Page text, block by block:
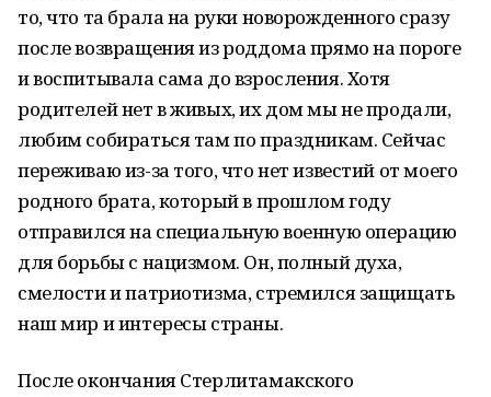
то, что та брала на руки новорожденного сразу
после возвращения из роддома прямо на пороге
и воспитывала сама до взросления. Хотя
родителей нет в живых, их дом мы не продали,
любим собираться там по праздникам. Сейчас
переживаю из-за того, что нет известий от моего
родного брата, который в прошлом году
отправился на специальную военную операцию
для борьбы с нацизмом. Он, полный духа,
смелости и патриотизма, стремился защищать
наш мир и интересы страны.
После окончания Стерлитамакского